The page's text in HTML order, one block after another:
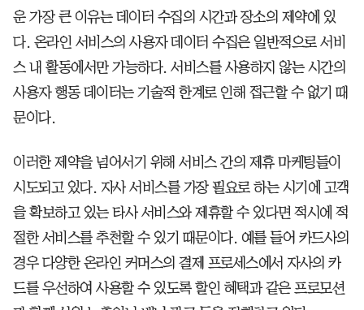
운 가장 큰 이유는 데이터 수집의 시간과 장소의 제약에 있
다. 온라인 서비스의 사용자 데이터 수집은 일반적으로 서비
스 내 활동에서만 가능하다. 서비스를 사용하지 않는 시간의
사용자 행동 데이터는 기술적 한계로 인해 접근할 수 없기 때
문이다.
이러한 제약을 넘어서기 위해 서비스 간의 제휴 마케팅들이
시도되고 있다. 자사 서비스를 가장 필요로 하는 시기에 고객
을 확보하고 있는 타사 서비스와 제휴할 수 있다면 적시에 적
절한 서비스를 추천할 수 있기 때문이다. 예를 들어 카드사의
경우 다양한 온라인 커머스의 결제 프로세스에서 자사의 카
드를 우선하여 사용할 수 있도록 할인 혜택과 같은 프로모션